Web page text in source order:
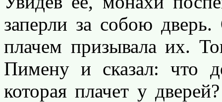
заперли за собою
плачем призывала их.
Пимену и сказал: что
которая плачет у